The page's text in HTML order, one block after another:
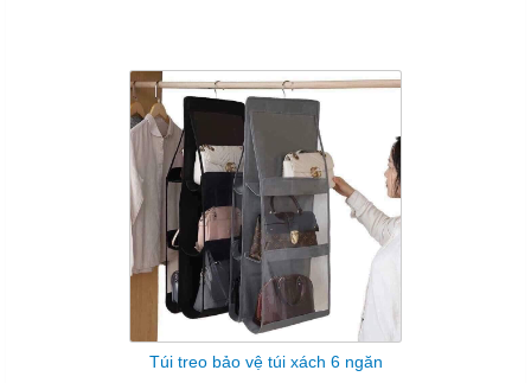
Túi treo bảo vệ túi xách 6 ngăn